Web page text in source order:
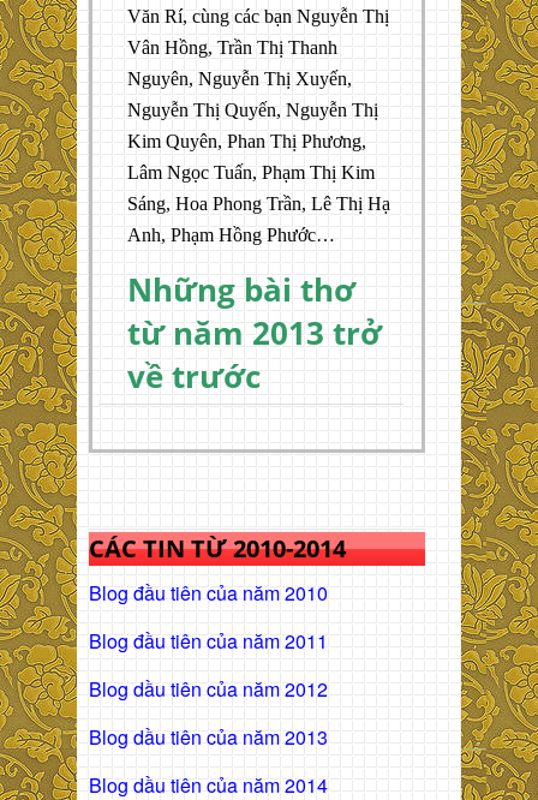
Văn Rí, cùng các bạn Nguyễn Thị
Vân Hồng, Trần Thị Thanh
Nguyên, Nguyễn Thị Xuyến,
Nguyễn Thị Quyến, Nguyễn Thị
Kim Quyên, Phan Thị Phương,
Lâm Ngọc Tuấn, Phạm Thị Kim
Sáng, Hoa Phong Trần, Lê Thị Hạ
Anh, Phạm Hồng Phước…
Những bài thơ
từ năm 2013 trở
về trước
CÁC TIN TỪ 2010-2014
Blog đầu tiên của năm 2010
Blog đầu tiên của năm 2011
Blog dầu tiên của năm 2012
Blog dầu tiên của năm 2013
Blog dầu tiên của năm 2014